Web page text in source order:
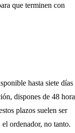
que terminen con
hasta siete días
dispones de 48
plazos suelen ser
ordenador, no tanto.